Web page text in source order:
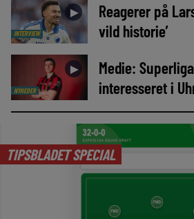
INTERVIEW
►
Reagerer på
vild historie’
NYHEDER
►
Medie:
interesseret i
TIPSBLADET SPECIAL